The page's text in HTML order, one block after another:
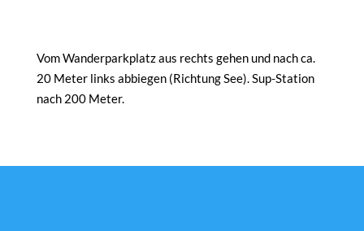
Vom Wanderparkplatz aus rechts gehen und nach ca.
20 Meter links abbiegen (Richtung See). Sup-Station
nach 200 Meter.